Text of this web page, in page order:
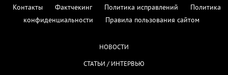
Контакты
Фактчекинг Политика исправлений
Политика
конфиденциальности
Правила пользования сайтом
НОВОСТИ
СТАТЬИ / ИНТЕРВЬЮ